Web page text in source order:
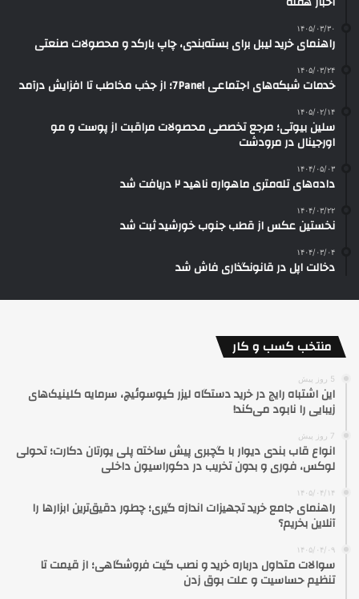
۱۴۰۵/۰۳/۳۰
راهنمای خرید لیبل برای بسته‌بندی، چاپ بارکد و محصولات صنعتی
۱۴۰۵/۰۳/۲۴
خدمات شبکه‌های اجتماعی 7Panel؛ از جذب مخاطب تا افزایش درآمد
۱۴۰۵/۰۲/۱۴
سلین بیوتی؛ مرجع تخصصی محصولات مراقبت از پوست و مو
اورجینال در مرودشت
۱۴۰۴/۰۵/۰۳
داده‌های تله‌متری ماهواره ناهید ۲ دریافت شد
۱۴۰۴/۰۳/۲۲
نخستین عکس از قطب جنوب خورشید ثبت شد
۱۴۰۴/۰۳/۰۴
دخالت اپل در قانونگذاری فاش شد
منتخب کسب و کار
5 روز پیش
این اشتباه رایج در خرید دستگاه لیزر کیوسوئیچ، سرمایه کلینیک‌های
زیبایی را نابود می‌کند!
7 روز پیش
انواع قاب بندی دیوار با گچبری پیش ساخته پلی یورتان دکارت؛ تحولی
لوکس، فوری و بدون تخریب در دکوراسیون داخلی
۱۴۰۵/۰۴/۱۴
راهنمای جامع خرید تجهیزات اندازه گیری؛ چطور دقیق‌ترین ابزارها را
آنلاین بخریم؟
۱۴۰۵/۰۴/۰۹
سوالات متداول درباره خرید و نصب گیت فروشگاهی؛ از قیمت تا
تنظیم حساسیت و علت بوق زدن